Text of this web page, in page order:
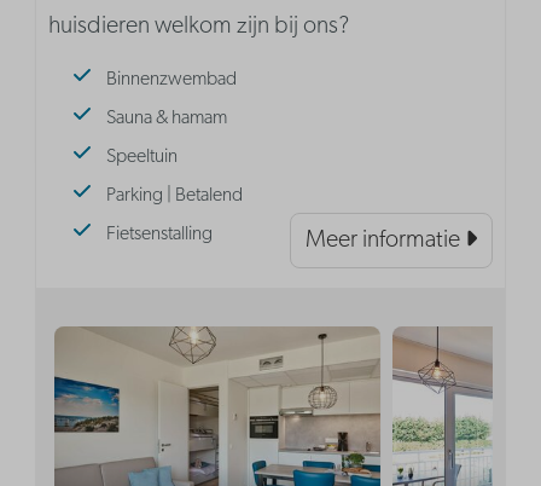
huisdieren welkom zijn bij ons?
Binnenzwembad
Sauna & hamam
Speeltuin
Parking | Betalend
Fietsenstalling
Meer informatie